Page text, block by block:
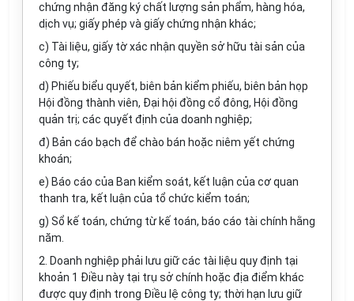
chứng nhận đăng ký chất lượng sản phẩm, hàng hóa,
dịch vụ; giấy phép và giấy chứng nhận khác;
c) Tài liệu, giấy tờ xác nhận quyền sở hữu tài sản của
công ty;
d) Phiếu biểu quyết, biên bản kiểm phiếu, biên bản họp
Hội đồng thành viên, Đại hội đồng cổ đông, Hội đồng
quản trị; các quyết định của doanh nghiệp;
đ) Bản cáo bạch để chào bán hoặc niêm yết chứng
khoán;
e) Báo cáo của Ban kiểm soát, kết luận của cơ quan
thanh tra, kết luận của tổ chức kiểm toán;
g) Sổ kế toán, chứng từ kế toán, báo cáo tài chính hằng
năm.
2. Doanh nghiệp phải lưu giữ các tài liệu quy định tại
khoản 1 Điều này tại trụ sở chính hoặc địa điểm khác
được quy định trong Điều lệ công ty; thời hạn lưu giữ